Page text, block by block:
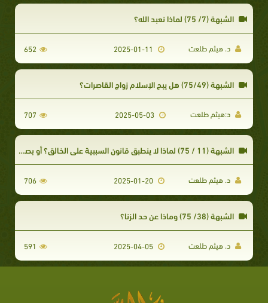
الشبهة (7/ 75) لماذا نعبد الله؟
د. هيثم طلعت 652
الشبهة (75/49) هل يبح الإسلام زواج القاصرات؟
د:هيثم طلعت 707
الشبهة (11 / 75) لماذا لا ينطبق قانون السببية على الخالق؟ أو بصيغة أخرى من الذي خلق الخالق؟
د. هيثم طلعت 2025-01-20
706
الشبهة (38/ 75) وماذا عن حد الزنا؟
د. هيثم طلعت 2025-04-05
591